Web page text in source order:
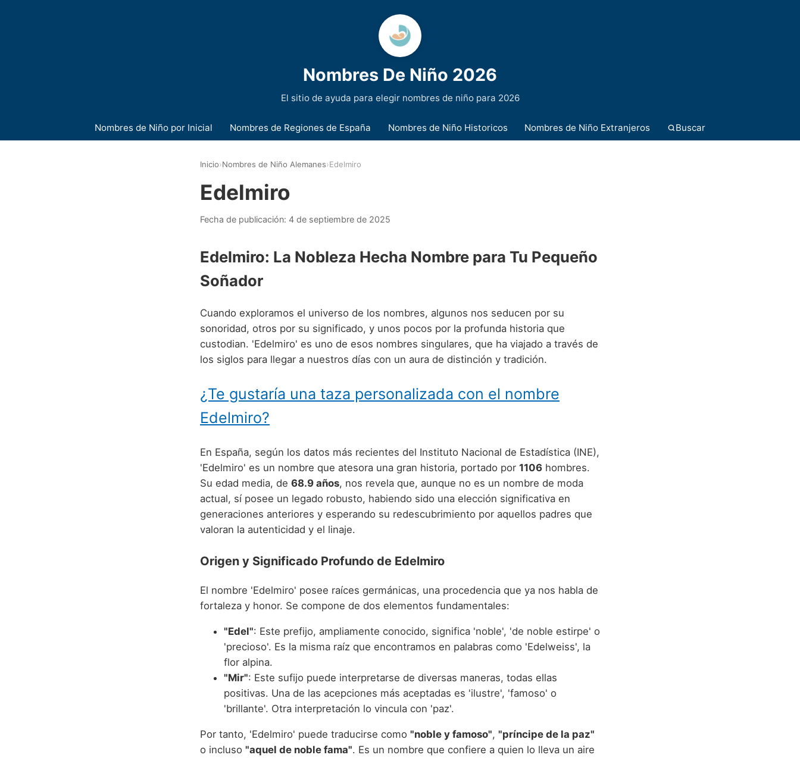
Nombres De Niño 2026
El sitio de ayuda para elegir nombres de niño para 2026
Nombres de Niño por Inicial Nombres de Regiones de España Nombres de Niño Historicos Nombres de Niño Extranjeros Buscar
Inicio›Nombres de Niño Alemanes›Edelmiro
Edelmiro
Fecha de publicación: 4 de septiembre de 2025
Edelmiro: La Nobleza Hecha Nombre para Tu Pequeño
Soñador
Cuando exploramos el universo de los nombres, algunos nos seducen por su
sonoridad, otros por su significado, y unos pocos por la profunda historia que
custodian. 'Edelmiro' es uno de esos nombres singulares, que ha viajado a través de
los siglos para llegar a nuestros días con un aura de distinción y tradición.
¿Te gustaría una taza personalizada con el nombre
Edelmiro?
En España, según los datos más recientes del Instituto Nacional de Estadística (INE),
'Edelmiro' es un nombre que atesora una gran historia, portado por 1106 hombres.
Su edad media, de 68.9 años, nos revela que, aunque no es un nombre de moda
actual, sí posee un legado robusto, habiendo sido una elección significativa en
generaciones anteriores y esperando su redescubrimiento por aquellos padres que
valoran la autenticidad y el linaje.
Origen y Significado Profundo de Edelmiro
El nombre 'Edelmiro' posee raíces germánicas, una procedencia que ya nos habla de
fortaleza y honor. Se compone de dos elementos fundamentales:
"Edel": Este prefijo, ampliamente conocido, significa 'noble', 'de noble estirpe' o
'precioso'. Es la misma raíz que encontramos en palabras como 'Edelweiss', la
flor alpina.
"Mir": Este sufijo puede interpretarse de diversas maneras, todas ellas
positivas. Una de las acepciones más aceptadas es 'ilustre', 'famoso' o
'brillante'. Otra interpretación lo vincula con 'paz'.
Por tanto, 'Edelmiro' puede traducirse como "noble y famoso", "príncipe de la paz"
o incluso "aquel de noble fama". Es un nombre que confiere a quien lo lleva un aire